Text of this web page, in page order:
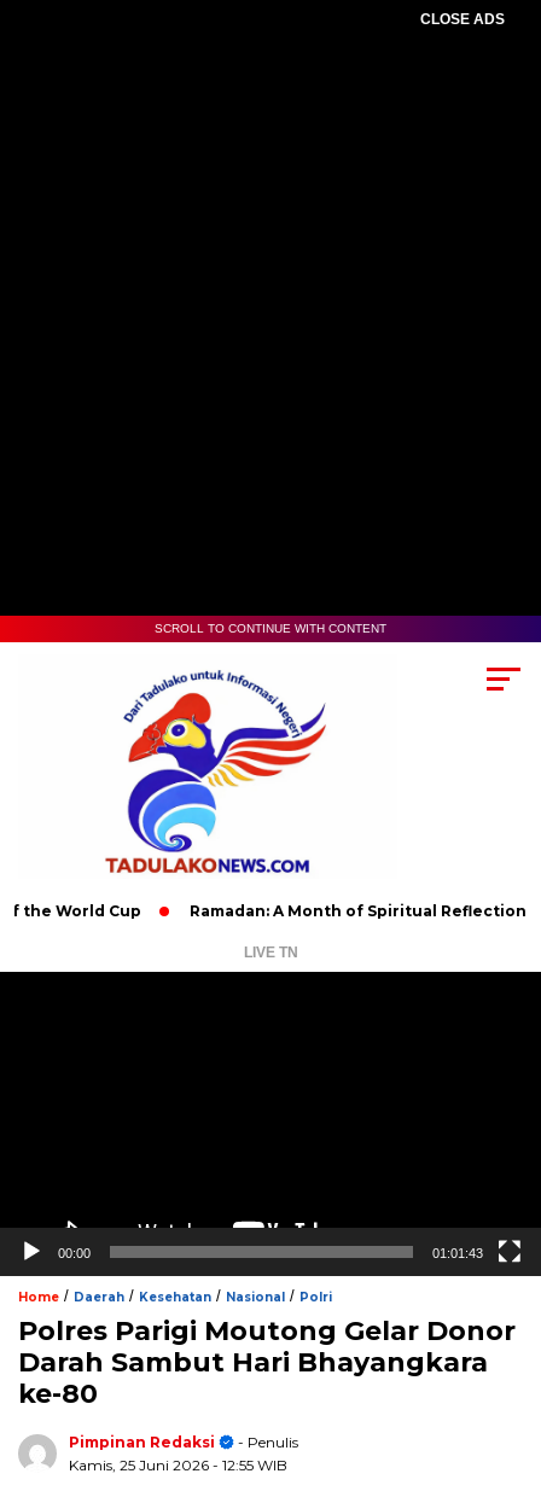
CLOSE ADS
SCROLL TO CONTINUE WITH CONTENT
Cup Ramadan: A Month of Spiritual Reflection,
LIVE TN
00:00 01:01:43
Home / Daerah / Kesehatan / Nasional / Polri
Polres Parigi Moutong Gelar Donor
Darah Sambut Hari Bhayangkara
ke-80
Pimpinan Redaksi
- Penulis
Kamis, 25 Juni 2026 - 12:55 WIB